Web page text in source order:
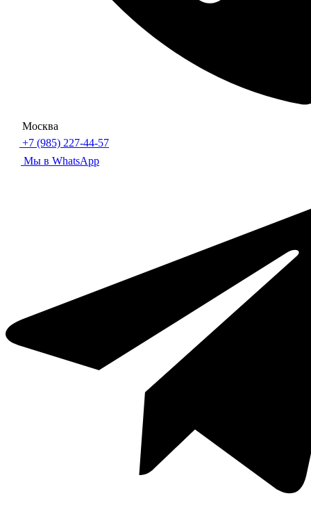
Москва
+7 (985) 227-44-57
Мы в WhatsApp